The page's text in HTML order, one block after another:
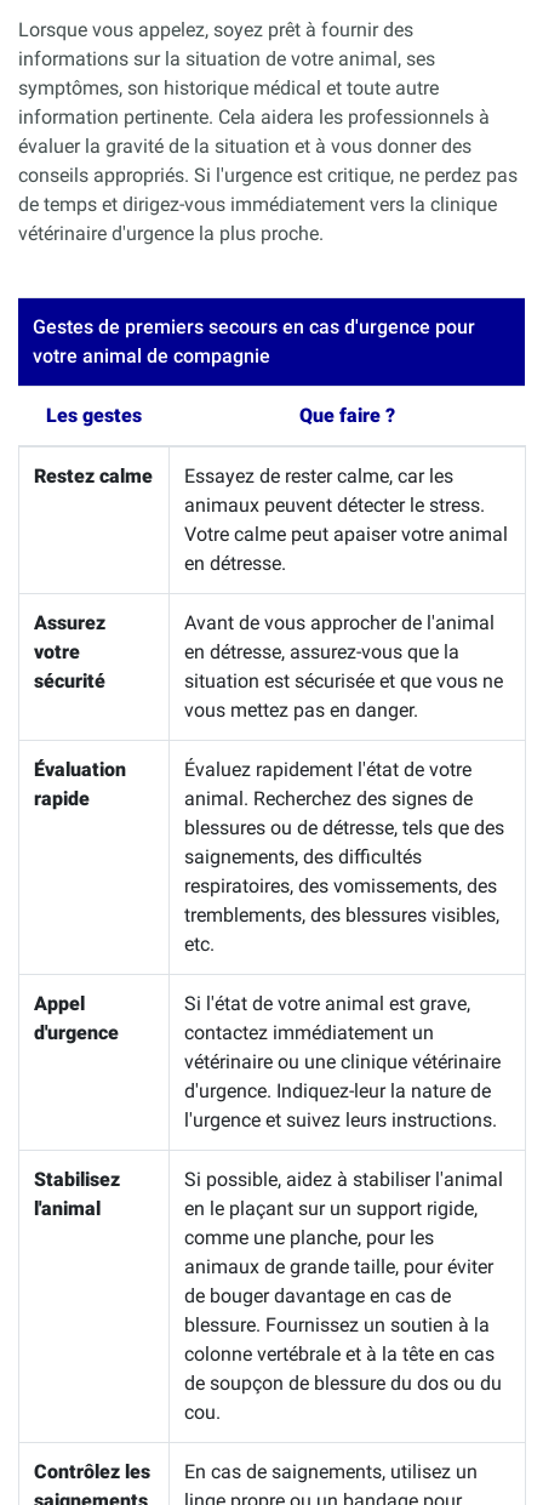
Lorsque vous appelez, soyez prêt à fournir des
informations sur la situation de votre animal, ses
symptômes, son historique médical et toute autre
information pertinente. Cela aidera les professionnels à
évaluer la gravité de la situation et à vous donner des
conseils appropriés. Si l'urgence est critique, ne perdez pas
de temps et dirigez-vous immédiatement vers la clinique
vétérinaire d'urgence la plus proche.
Gestes de premiers secours en cas d'urgence pour
votre animal de compagnie
Les gestes Que faire ?
Restez calme
Essayez de rester calme, car les
animaux peuvent détecter le stress.
Votre calme peut apaiser votre animal
en détresse.
Assurez
votre
sécurité
Avant de vous approcher de l'animal
en détresse, assurez-vous que la
situation est sécurisée et que vous ne
vous mettez pas en danger.
Évaluation
rapide
Évaluez rapidement l'état de votre
animal. Recherchez des signes de
blessures ou de détresse, tels que des
saignements, des difficultés
respiratoires, des vomissements, des
tremblements, des blessures visibles,
etc.
Appel
d'urgence
Si l'état de votre animal est grave,
contactez immédiatement un
vétérinaire ou une clinique vétérinaire
d'urgence. Indiquez-leur la nature de
l'urgence et suivez leurs instructions.
Stabilisez
l'animal
Si possible, aidez à stabiliser l'animal
en le plaçant sur un support rigide,
comme une planche, pour les
animaux de grande taille, pour éviter
de bouger davantage en cas de
blessure. Fournissez un soutien à la
colonne vertébrale et à la tête en cas
de soupçon de blessure du dos ou du
cou.
Contrôlez les
En cas de saignements, utilisez un